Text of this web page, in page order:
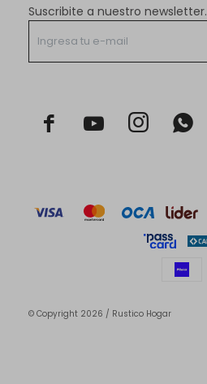
Suscribite a nuestro newsletter.
  
© Copyright 2026 / Rustico Hogar